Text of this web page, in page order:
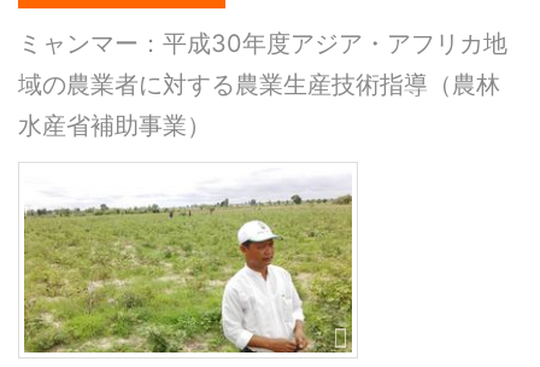
ミャンマー：平成30年度アジア・アフリカ地
域の農業者に対する農業生産技術指導（農林
水産省補助事業）